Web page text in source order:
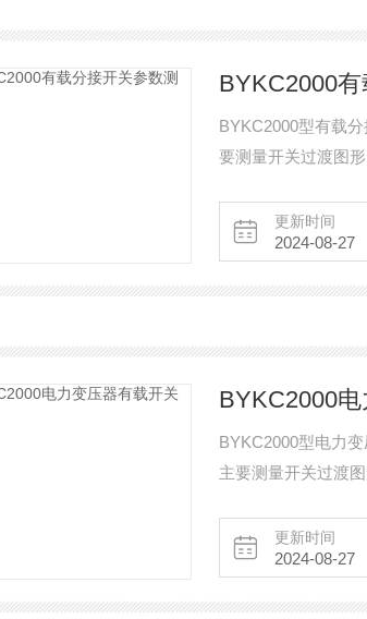
BYKC2000
BYKC2000型有载
要测量开关过渡图
更新时间
2024-08-27
BYKC2000
BYKC2000型电力
主要测量开关过渡
更新时间
2024-08-27